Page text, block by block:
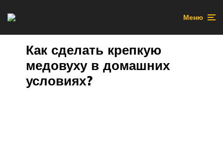
Меню
Как сделать крепкую
медовуху в домашних
условиях?